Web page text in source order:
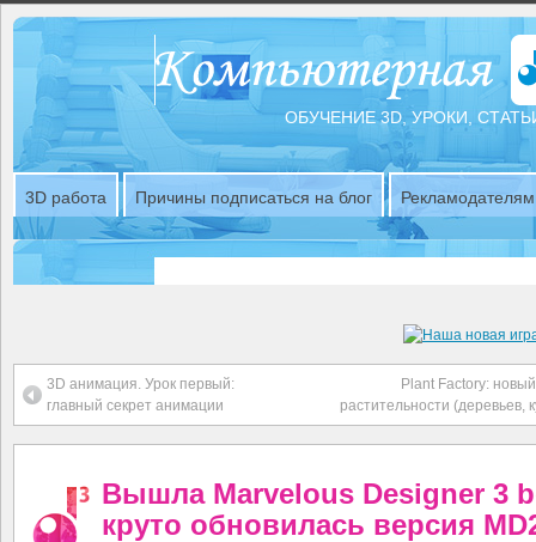
ОБУЧЕНИЕ 3D, УРОКИ,
3D работа Причины подписаться на блог Рекламодателям
3D анимация. Урок первый:
главный секрет анимации
Plant Factory:
растительности (деревьев,
Вышла Marvelous Designer 3
круто обновилась версия